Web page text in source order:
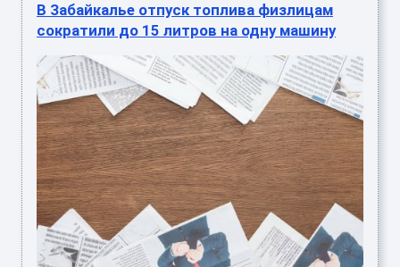
В Забайкалье отпуск топлива физлицам
сократили до 15 литров на одну машину